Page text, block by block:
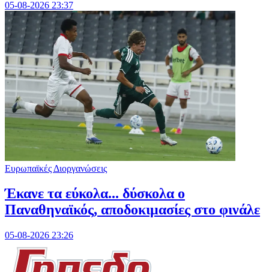
05-08-2026 23:37
Ευρωπαϊκές Διοργανώσεις
Έκανε τα εύκολα... δύσκολα ο
Παναθηναϊκός, αποδοκιμασίες στο φινάλε
05-08-2026 23:26